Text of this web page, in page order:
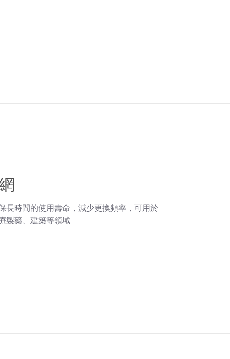
長時間的使用壽命，減少更換頻率，可用於
製藥、建築等領域